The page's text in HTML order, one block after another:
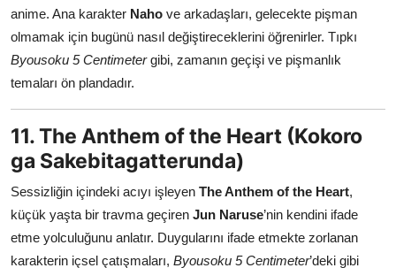
anime. Ana karakter Naho ve arkadaşları, gelecekte pişman
olmamak için bugünü nasıl değiştireceklerini öğrenirler. Tıpkı
Byousoku 5 Centimetergibi, zamanın geçişi ve pişmanlık
temaları ön plandadır.
11. The Anthem of the Heart (Kokoro
ga Sakebitagatterunda)
Sessizliğin içindeki acıyı işleyen The Anthem of the Heart,
küçük yaşta bir travma geçiren Jun Naruse’nin kendini ifade
etme yolculuğunu anlatır. Duygularını ifade etmekte zorlanan
karakterin içsel çatışmaları, Byousoku 5 Centimeter’deki gibi